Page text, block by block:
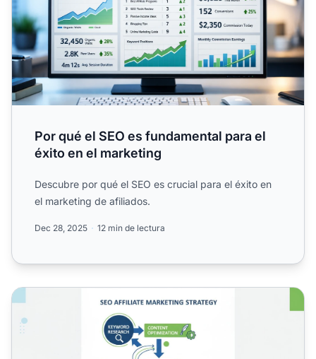
Por qué el SEO es fundamental para el
éxito en el marketing
Descubre por qué el SEO es crucial para el éxito en
el marketing de afiliados.
Dec 28, 2025 12 min de lectura
¿Cómo puedo usar el marketing de afiliados SEO para